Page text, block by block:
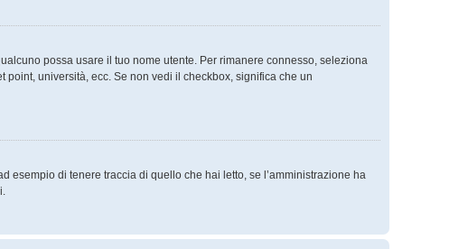
possa usare il tuo nome utente. Per rimanere connesso, seleziona
università, ecc. Se non vedi il checkbox, significa che un
esempio di tenere traccia di quello che hai letto, se l’amministrazione ha